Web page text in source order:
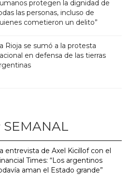
protegen la dignidad de
las personas, incluso de
cometieron un delito”
Rioja se sumó a la protesta
en defensa de las tierras
SEMANAL
entrevista de Axel Kicillof con el
Times: “Los argentinos
aman el Estado grande”